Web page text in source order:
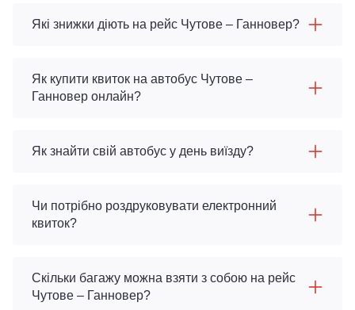
Які знижки діють на рейс Чутове – Ганновер?
Як купити квиток на автобус Чутове –
Ганновер онлайн?
Як знайти свій автобус у день виїзду?
Чи потрібно роздруковувати електронний
квиток?
Скільки багажу можна взяти з собою на рейс
Чутове – Ганновер?